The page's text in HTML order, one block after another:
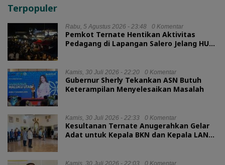
Terpopuler
Rabu, 5 Agustus 2026 - 23:48 0 Komentar
Pemkot Ternate Hentikan Aktivitas
Pedagang di Lapangan Salero Jelang HUT
Kamis, 30 Juli 2026 - 22:20 0 Komentar
Gubernur Sherly Tekankan ASN Butuh
Keterampilan Menyelesaikan Masalah
Kamis, 30 Juli 2026 - 22:33 0 Komentar
Kesultanan Ternate Anugerahkan Gelar
Adat untuk Kepala BKN dan Kepala LAN